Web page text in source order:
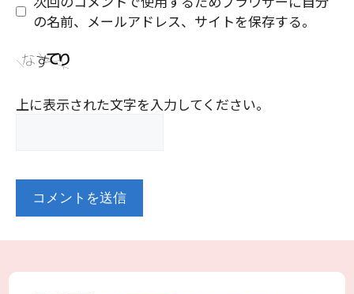
の名前、メールアドレス、サイトを保存する。
上に表示された文字を入力してください。